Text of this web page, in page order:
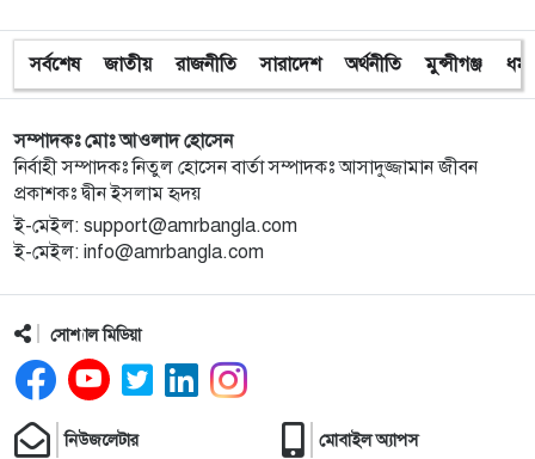
সর্বশেষ জাতীয় রাজনীতি সারাদেশ অর্থনীতি মুন্সীগঞ্জ ধর্ম
সম্পাদকঃ মোঃ আওলাদ হোসেন
নির্বাহী সম্পাদকঃ নিতুল হোসেন বার্তা সম্পাদকঃ আসাদুজ্জামান জীবন
প্রকাশকঃ দ্বীন ইসলাম হৃদয়
ই-মেইল: support@amrbangla.com
ই-মেইল: info@amrbangla.com
সোশ্যাল মিডিয়া
নিউজলেটার মোবাইল অ্যাপস